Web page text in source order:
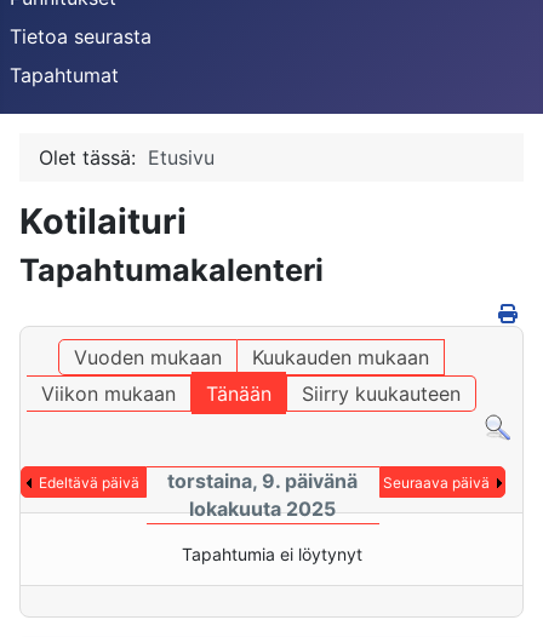
Tietoa seurasta
Tapahtumat
Olet tässä: Etusivu
Kotilaituri
Tapahtumakalenteri
Vuoden mukaan
Kuukauden mukaan
Viikon mukaan
Tänään Siirry kuukauteen
Edeltävä päivä
torstaina, 9. päivänä
lokakuuta 2025
Seuraava päivä
Tapahtumia ei löytynyt